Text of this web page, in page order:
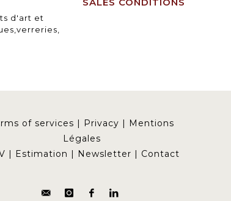
d'art et
of services | Privacy | Mentions
Légales
| Estimation | Newsletter | Contact